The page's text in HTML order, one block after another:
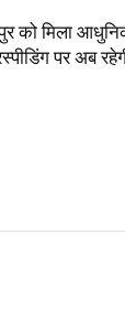
को मिला
पर अब